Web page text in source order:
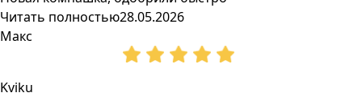
Читать полностью28.05.2026
Макс
Kviku